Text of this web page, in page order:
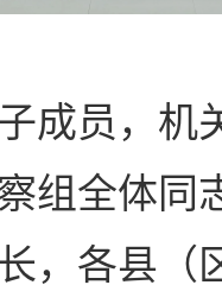
成员，机
组全体同
，各县（